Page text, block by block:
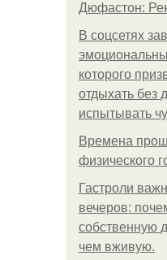
Дюфастон:
В соцсетях
которого
отдыхать без
испытывать
Bpeмена
физического
Гастроли
вечеров:
собственную
чем вживую.